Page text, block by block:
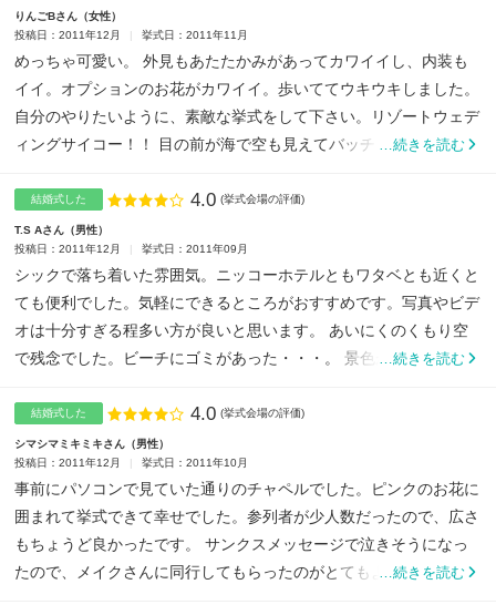
りんごBさん
女性
投稿日：2011年12月
挙式日：2011年11月
めっちゃ可愛い。 外見もあたたかみがあってカワイイし、内装も
イイ。オプションのお花がカワイイ。歩いててウキウキしました。
自分のやりたいように、素敵な挙式をして下さい。リゾートウェデ
ィングサイコー！！ 目の前が海で空も見えてバッチリ！！...
…続きを読む
結婚式した 点数
4.0 (挙式会場の評価)
T.S Aさん
男性
投稿日：2011年12月
挙式日：2011年09月
シックで落ち着いた雰囲気。ニッコーホテルともワタベとも近くと
ても便利でした。気軽にできるところがおすすめです。写真やビデ
オは十分すぎる程多い方が良いと思います。 あいにくのくもり空
で残念でした。ビーチにゴミがあった・・・。 景色がとても...
…続きを読む
結婚式した 点数
4.0 (挙式会場の評価)
シマシマミキミキさん
男性
投稿日：2011年12月
挙式日：2011年10月
事前にパソコンで見ていた通りのチャペルでした。ピンクのお花に
囲まれて挙式できて幸せでした。参列者が少人数だったので、広さ
もちょうど良かったです。 サンクスメッセージで泣きそうになっ
たので、メイクさんに同行してもらったのがとてもよかったです...
…続きを読む